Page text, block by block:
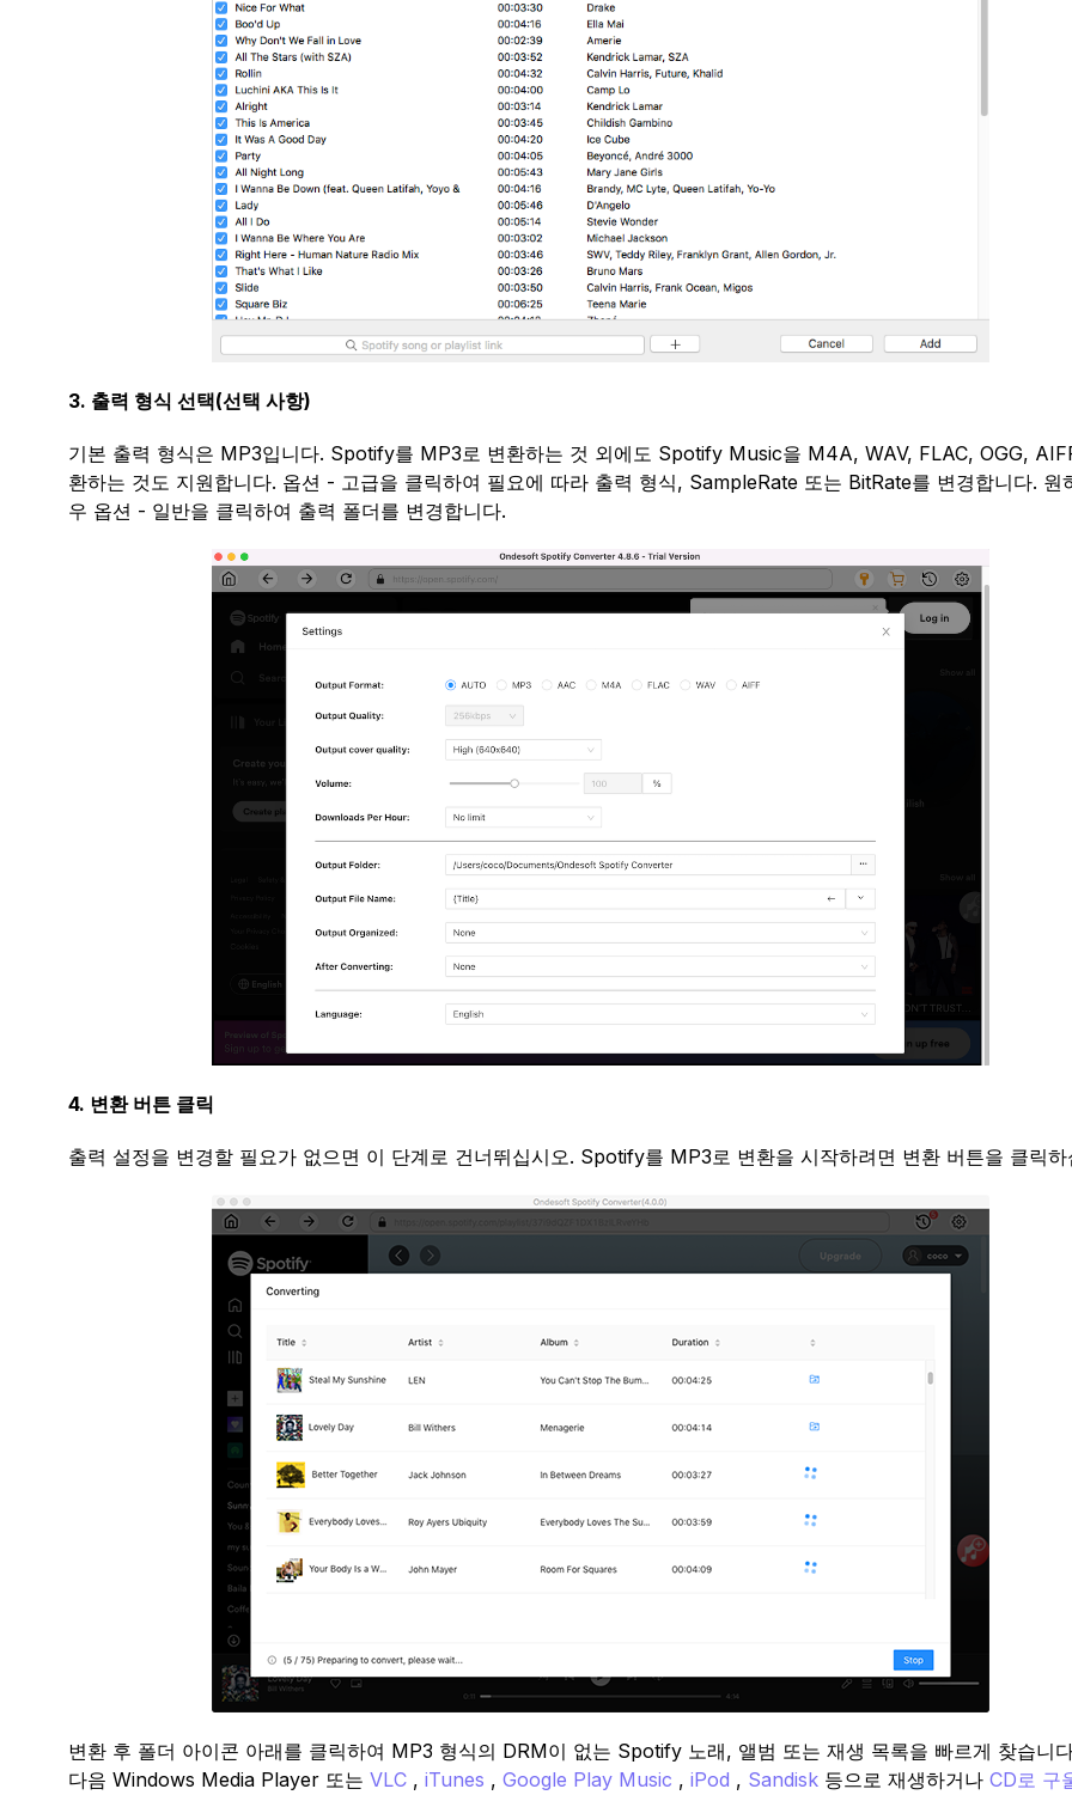
3. 출력 형식 선택(선택 사항)
기본 출력 형식은 MP3입니다. Spotify를 MP3로 변환하는 것 외에도 Spotify Music을 M4A, WAV, FLAC, OGG,
환하는 것도 지원합니다. 옵션 - 고급을 클릭하여 필요에 따라 출력 형식, SampleRate 또는 BitRate를 변경합니다. 원
우 옵션 - 일반을 클릭하여 출력 폴더를 변경합니다.
4. 변환 버튼 클릭
출력 설정을 변경할 필요가 없으면 이 단계로 건너뛰십시오. Spotify를 MP3로 변환을 시작하려면 변환 버튼을 클릭하
변환 후 폴더 아이콘 아래를 클릭하여 MP3 형식의 DRM이 없는 Spotify 노래, 앨범 또는 재생 목록을 빠르게 찾습니
다음 Windows Media Player 또는 VLC , iTunes , Google Play Music , iPod , Sandisk 등으로 재생하거나 CD로 구